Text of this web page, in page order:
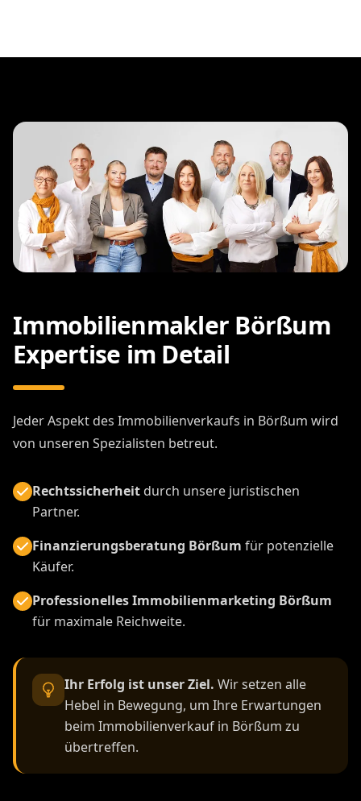
Immobilienmakler Börßum
Expertise im Detail
Jeder Aspekt des Immobilienverkaufs in Börßum wird
von unseren Spezialisten betreut.
Rechtssicherheitdurch unsere juristischen
Partner.
Finanzierungsberatung Börßum für potenzielle
Käufer.
Professionelles Immobilienmarketing Börßum
für maximale Reichweite.
Ihr Erfolg ist unser Ziel. Wir setzen alle
Hebel in Bewegung, um Ihre Erwartungen
beim Immobilienverkauf in Börßum zu
übertreffen.